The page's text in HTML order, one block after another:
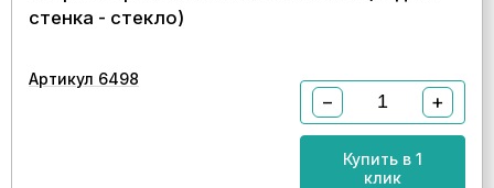
стенка - стекло)
Артикул 6498
− +
Купить в 1
клик